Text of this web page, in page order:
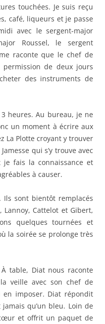
touchées. Je suis reçu
café, liqueurs et je passe
avec le sergent-major
Roussel, le sergent
raconte que le chef de
de deux jours
des instruments de
heures. Au bureau, je ne
un moment à écrire aux
La Plotte croyant y trouver
qui s’y trouve avec
fais la connaissance et
à causer.
Ils sont bientôt remplacés
Cattelot et Gibert,
quelques tournées et
la soirée se prolonge très
table, Diat nous raconte
veille avec son chef de
imposer. Diat répondit
qu’un bleu. Loin de
et offrit un paquet de